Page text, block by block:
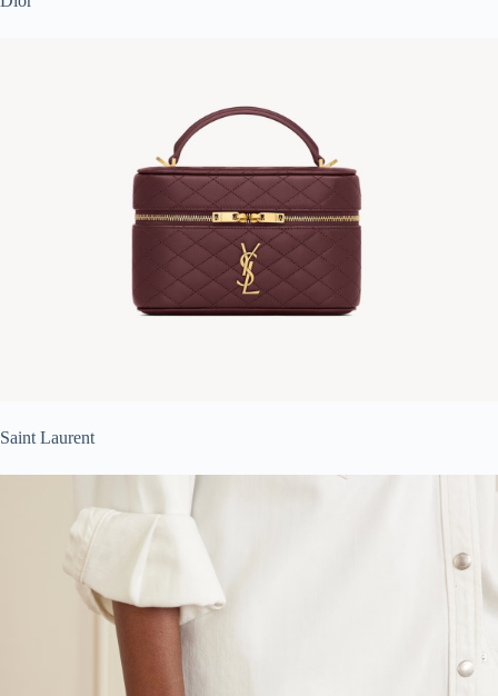
Saint Laurent